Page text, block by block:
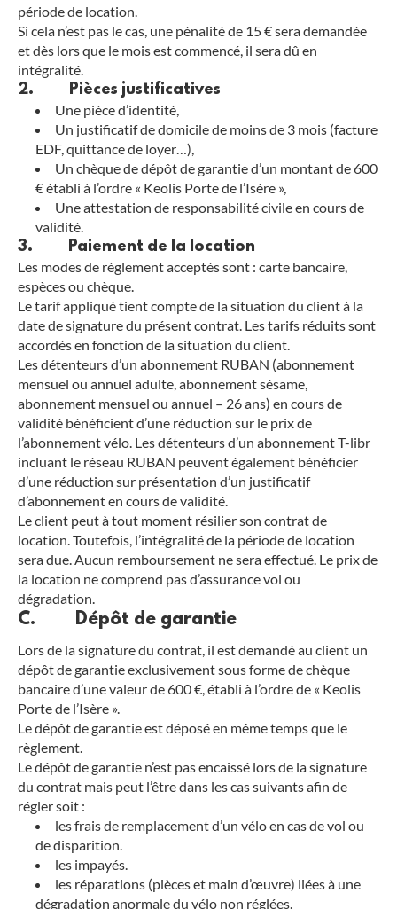
période de location.
Si cela n’est pas le cas, une pénalité de 15 € sera demandée
et dès lors que le mois est commencé, il sera dû en
intégralité.
2. Pièces justificatives
Une pièce d’identité,
Un justificatif de domicile de moins de 3 mois (facture
EDF, quittance de loyer…),
Un chèque de dépôt de garantie d’un montant de 600
€ établi à l’ordre « Keolis Porte de l’Isère »,
Une attestation de responsabilité civile en cours de
validité.
3. Paiement de la location
Les modes de règlement acceptés sont : carte bancaire,
espèces ou chèque.
Le tarif appliqué tient compte de la situation du client à la
date de signature du présent contrat. Les tarifs réduits sont
accordés en fonction de la situation du client.
Les détenteurs d’un abonnement RUBAN (abonnement
mensuel ou annuel adulte, abonnement sésame,
abonnement mensuel ou annuel – 26 ans) en cours de
validité bénéficient d’une réduction sur le prix de
l’abonnement vélo. Les détenteurs d’un abonnement T-libr
incluant le réseau RUBAN peuvent également bénéficier
d’une réduction sur présentation d’un justificatif
d’abonnement en cours de validité.
Le client peut à tout moment résilier son contrat de
location. Toutefois, l’intégralité de la période de location
sera due. Aucun remboursement ne sera effectué. Le prix de
la location ne comprend pas d’assurance vol ou
dégradation.
C. Dépôt de garantie
Lors de la signature du contrat, il est demandé au client un
dépôt de garantie exclusivement sous forme de chèque
bancaire d’une valeur de 600 €, établi à l’ordre de « Keolis
Porte de l’Isère ».
Le dépôt de garantie est déposé en même temps que le
règlement.
Le dépôt de garantie n’est pas encaissé lors de la signature
du contrat mais peut l’être dans les cas suivants afin de
régler soit :
les frais de remplacement d’un vélo en cas de vol ou
de disparition.
les impayés.
les réparations (pièces et main d’œuvre) liées à une
dégradation anormale du vélo non réglées.